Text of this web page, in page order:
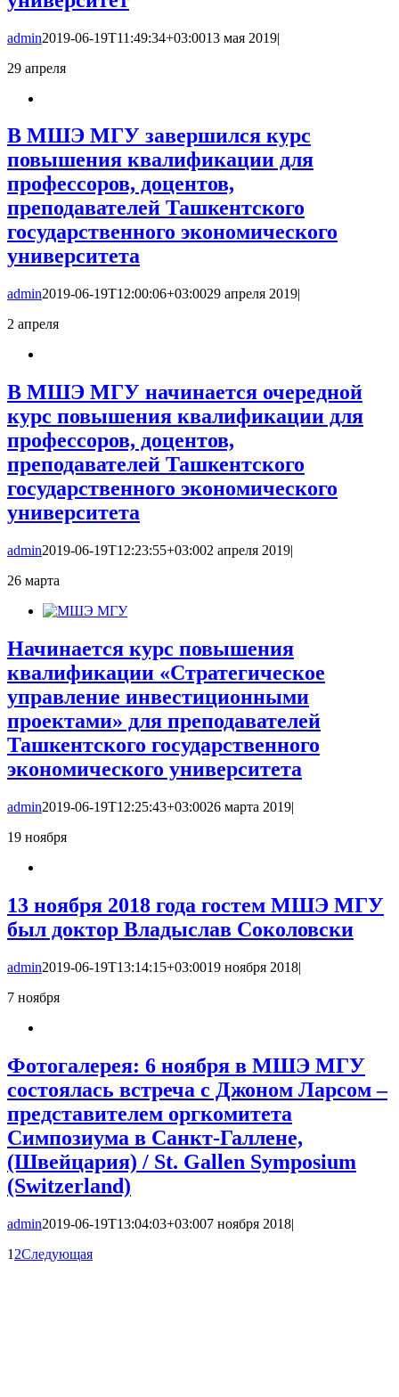
admin2019-06-19T11:49:34+03:0013 мая 2019|
29 апреля
В МШЭ МГУ завершился курс
повышения квалификации для
профессоров, доцентов,
преподавателей Ташкентского
государственного экономического
университета
admin2019-06-19T12:00:06+03:0029 апреля 2019|
2 апреля
В МШЭ МГУ начинается очередной
курс повышения квалификации для
профессоров, доцентов,
преподавателей Ташкентского
государственного экономического
университета
admin2019-06-19T12:23:55+03:002 апреля 2019|
26 марта
Начинается курс повышения
квалификации «Стратегическое
управление инвестиционными
проектами» для преподавателей
Ташкентского государственного
экономического университета
admin2019-06-19T12:25:43+03:0026 марта 2019|
19 ноября
13 ноября 2018 года гостем МШЭ МГУ
был доктор Владыслав Соколовски
admin2019-06-19T13:14:15+03:0019 ноября 2018|
7 ноября
Фотогалерея: 6 ноября в МШЭ МГУ
состоялась встреча с Джоном Ларсом –
представителем оргкомитета
Симпозиума в Санкт-Галлене,
(Швейцария) / St. Gallen Symposium
(Switzerland)
admin2019-06-19T13:04:03+03:007 ноября 2018|
1 2Следующая